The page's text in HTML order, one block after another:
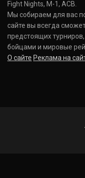
Fight Nights, M-1, ACB.
Мы собираем для вас
сайте вы всегда
предстоящих
бойцами и мировые
О сайте Реклама на